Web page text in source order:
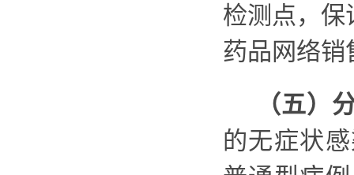
检测点，保
药品网络
（五）
的无症状